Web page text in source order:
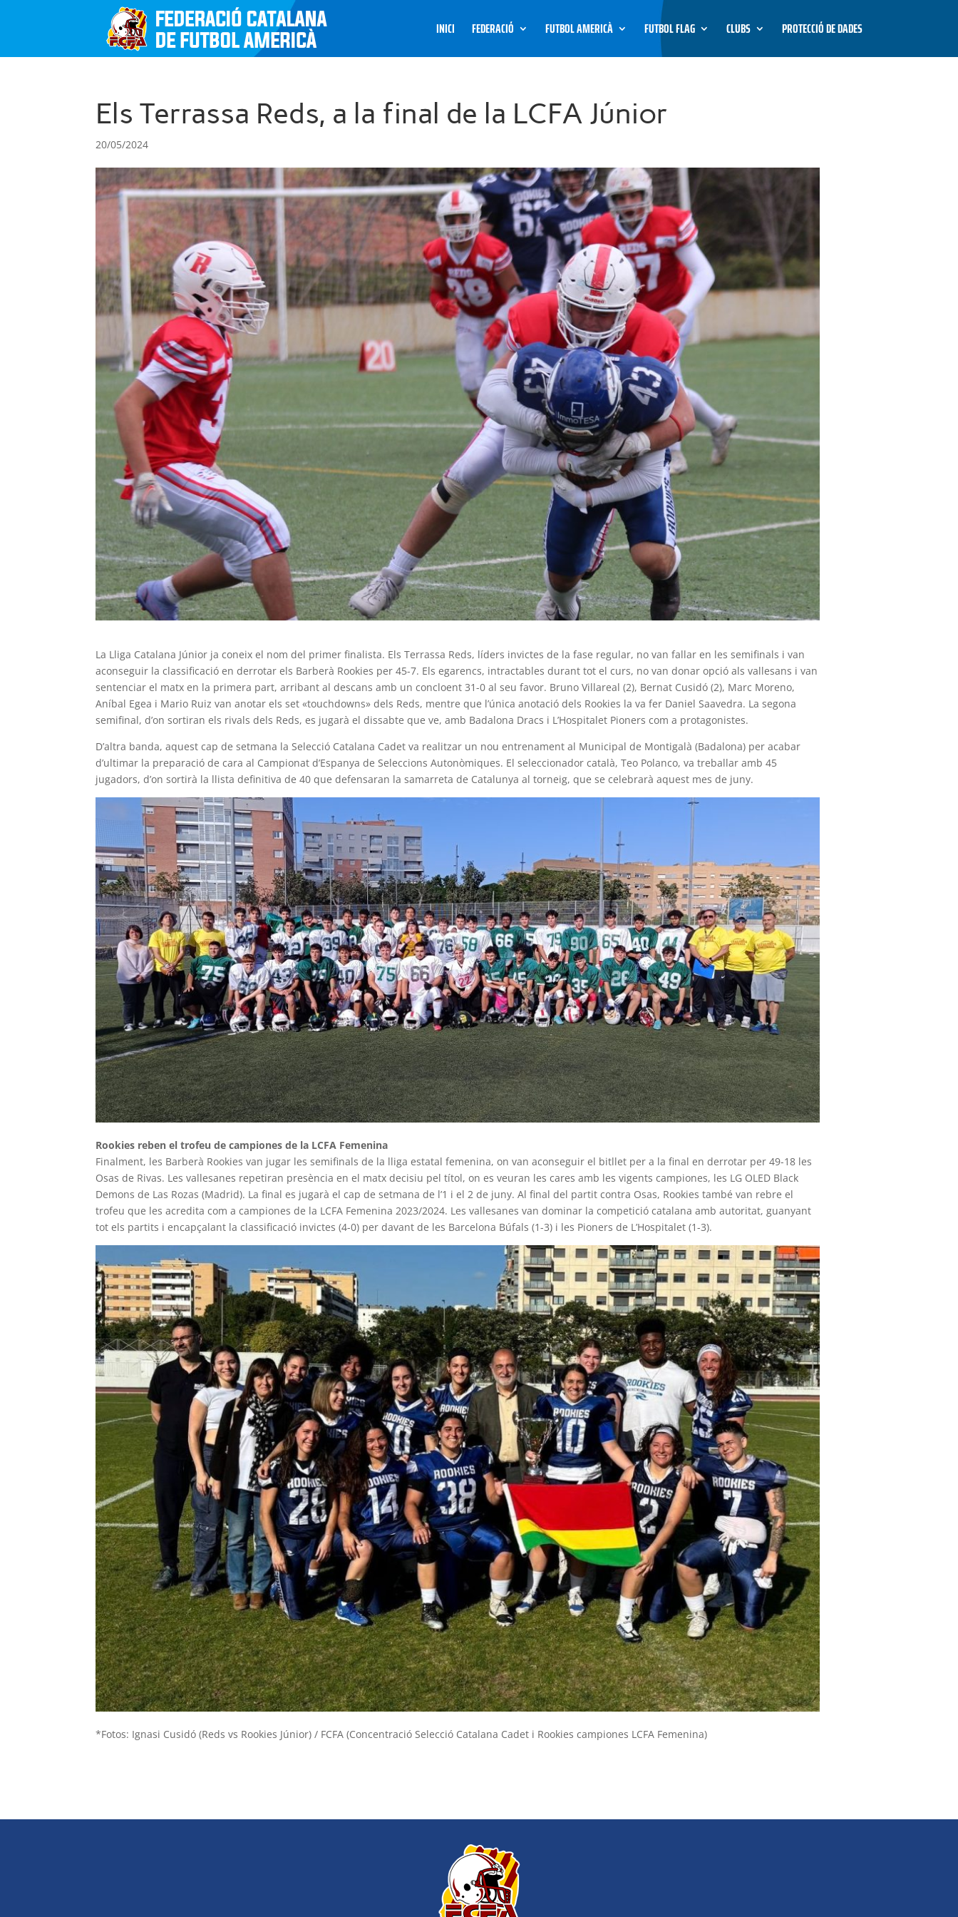
INICI FEDERACIÓ FUTBOL AMERICÀ FUTBOL FLAG CLUBS PROTECCIÓ DE DADES
Els Terrassa Reds, a la final de la LCFA Júnior
20/05/2024
La Lliga Catalana Júnior ja coneix el nom del primer finalista. Els Terrassa Reds, líders invictes de la fase regular, no van fallar en les semifinals i van
aconseguir la classificació en derrotar els Barberà Rookies per 45-7. Els egarencs, intractables durant tot el curs, no van donar opció als vallesans i van
sentenciar el matx en la primera part, arribant al descans amb un concloent 31-0 al seu favor. Bruno Villareal (2), Bernat Cusidó (2), Marc Moreno,
Aníbal Egea i Mario Ruiz van anotar els set «touchdowns» dels Reds, mentre que l’única anotació dels Rookies la va fer Daniel Saavedra. La segona
semifinal, d’on sortiran els rivals dels Reds, es jugarà el dissabte que ve, amb Badalona Dracs i L’Hospitalet Pioners com a protagonistes.
D’altra banda, aquest cap de setmana la Selecció Catalana Cadet va realitzar un nou entrenament al Municipal de Montigalà (Badalona) per acabar
d’ultimar la preparació de cara al Campionat d’Espanya de Seleccions Autonòmiques. El seleccionador català, Teo Polanco, va treballar amb 45
jugadors, d’on sortirà la llista definitiva de 40 que defensaran la samarreta de Catalunya al torneig, que se celebrarà aquest mes de juny.
Rookies reben el trofeu de campiones de la LCFA Femenina
Finalment, les Barberà Rookies van jugar les semifinals de la lliga estatal femenina, on van aconseguir el bitllet per a la final en derrotar per 49-18 les
Osas de Rivas. Les vallesanes repetiran presència en el matx decisiu pel títol, on es veuran les cares amb les vigents campiones, les LG OLED Black
Demons de Las Rozas (Madrid). La final es jugarà el cap de setmana de l’1 i el 2 de juny. Al final del partit contra Osas, Rookies també van rebre el
trofeu que les acredita com a campiones de la LCFA Femenina 2023/2024. Les vallesanes van dominar la competició catalana amb autoritat, guanyant
tot els partits i encapçalant la classificació invictes (4-0) per davant de les Barcelona Búfals (1-3) i les Pioners de L’Hospitalet (1-3).
*Fotos: Ignasi Cusidó (Reds vs Rookies Júnior) / FCFA (Concentració Selecció Catalana Cadet i Rookies campiones LCFA Femenina)